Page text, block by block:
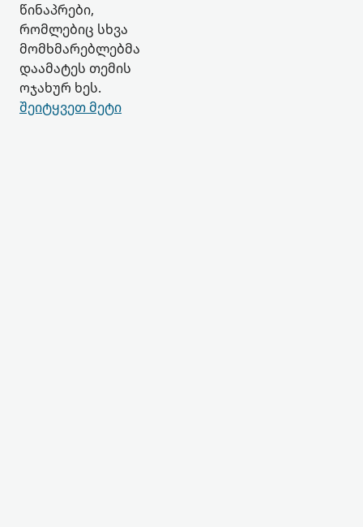
წინაპრები,
რომლებიც სხვა
მომხმარებლებმა
დაამატეს თემის
ოჯახურ ხეს.
შეიტყვეთ მეტი